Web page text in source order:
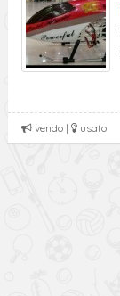
vendo | usato